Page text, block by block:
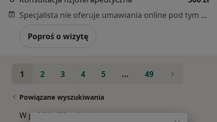
Specjalista nie oferuje umawiania online pod tym adresem.
Poproś o wizytę
1 2 3 4 5 ... 49
Powiązane wyszukiwania
W pobliżu Wrocławia